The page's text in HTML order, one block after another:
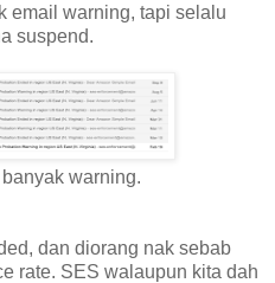
email warning, tapi selalu
suspend.
warning.
dan diorang nak sebab
rate. SES walaupun kita dah